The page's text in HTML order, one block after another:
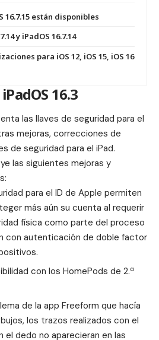
16.7.15 están disponibles
y iPadOS 16.7.14
para iOS 12, iOS 15, iOS 16
16.3
las llaves de seguridad para el
mejoras, correcciones de
de seguridad para el iPad.
las siguientes mejoras y
para el ID de Apple permiten
más aún su cuenta al requerir
física como parte del proceso
con autenticación de doble factor
con los HomePods de 2.ª
de la app Freeform que hacía
los trazos realizados con el
el dedo no aparecieran en las